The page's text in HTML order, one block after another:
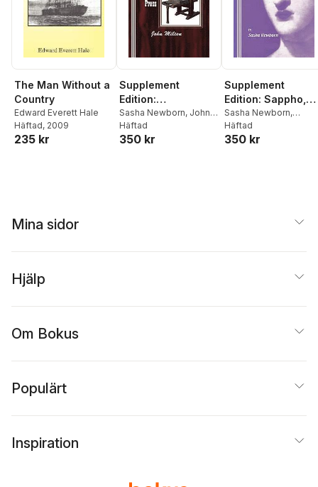
The Man Without a
Country
Edward Everett Hale
Häftad, 2009
235 kr
Supplement
Edition:
Areopagitica:
Freedom of the
Press
Sasha Newborn, John
Milton
Häftad
350 kr
Supplement
Edition: Sappho,
The Poems
Sasha Newborn,
Sappho Of Lesbos
Häftad
350 kr
Mina sidor
Hjälp
Om Bokus
Populärt
Inspiration